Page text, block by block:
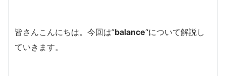
皆さんこんにちは。今回は”balance“について解説し
ていきます。